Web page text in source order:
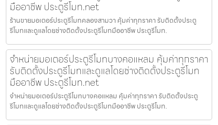
มืออาชีพ ประตูรีโมท.net
ร้านขายมอเตอร์ประตูรีโมทคลองสามวา คุ้มค่าทุกราคา รับติดตั้งประตู
รีโมทและดูแลโดยช่างติดตั้งประตูรีโมทมืออาชีพ ประตูรีโมท.
จำหน่ายมอเตอร์ประตูรีโมทบางคอแหลม คุ้มค่าทุกราคา
รับติดตั้งประตูรีโมทและดูแลโดยช่างติดตั้งประตูรีโมท
มืออาชีพ ประตูรีโมท.net
จำหน่ายมอเตอร์ประตูรีโมทบางคอแหลม คุ้มค่าทุกราคา รับติดตั้งประตู
รีโมทและดูแลโดยช่างติดตั้งประตูรีโมทมืออาชีพ ประตูรีโมท.